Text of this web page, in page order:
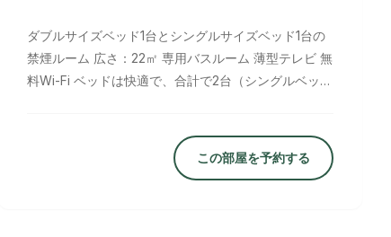
ダブルサイズベッド1台とシングルサイズベッド1台の
禁煙ルーム 広さ：22㎡ 専用バスルーム 薄型テレビ 無
料Wi-Fi ベッドは快適で、合計で2台（シングルベッド
この部屋を予約する